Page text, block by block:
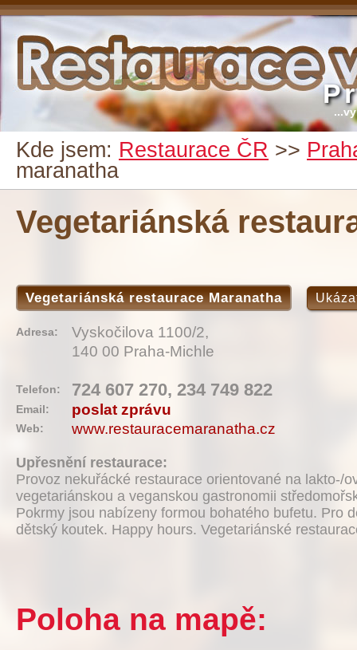
Kde jsem: Restaurace ČR >>
maranatha
Vegetariánská
Vegetariánská restaurace Maranatha
Adresa:
Vyskočilova 1100/2,
140 00 Praha-Michle
Telefon: 724 607 270, 234 749 822
Email: poslat zprávu
Web: www.restauracemaranatha.cz
Upřesnění restaurace:
Provoz nekuřácké restaurace orientované na lakto-/
vegetariánskou a veganskou gastronomii
Pokrmy jsou nabízeny formou bohatého bufetu. Pro
dětský koutek. Happy hours. Vegetariánské
Poloha na mapě: